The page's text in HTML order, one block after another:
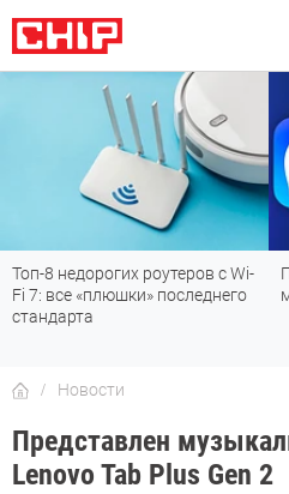
Подпишись на наш канал в
мессенджере МАХ
Новости
Представлен
Lenovo Tab Plus Gen 2